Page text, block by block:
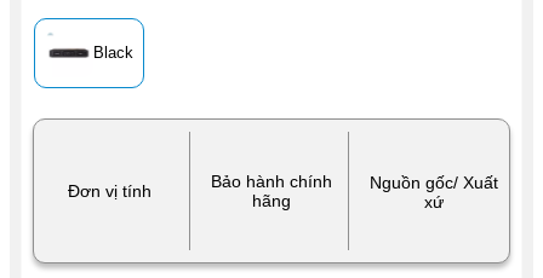
Đơn vị tính
Bảo hành chính
hãng
Nguồn gốc/ Xuất
xứ
Black